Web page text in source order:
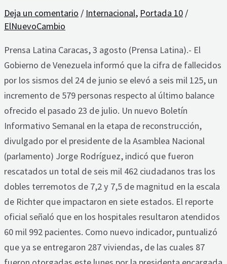
Deja un comentario / Internacional, Portada 10 /
ElNuevoCambio
Prensa Latina Caracas, 3 agosto (Prensa Latina).- El
Gobierno de Venezuela informó que la cifra de fallecidos
por los sismos del 24 de junio se elevó a seis mil 125, un
incremento de 579 personas respecto al último balance
ofrecido el pasado 23 de julio. Un nuevo Boletín
Informativo Semanal en la etapa de reconstrucción,
divulgado por el presidente de la Asamblea Nacional
(parlamento) Jorge Rodríguez, indicó que fueron
rescatados un total de seis mil 462 ciudadanos tras los
dobles terremotos de 7,2 y 7,5 de magnitud en la escala
de Richter que impactaron en siete estados. El reporte
oficial señaló que en los hospitales resultaron atendidos
60 mil 992 pacientes. Como nuevo indicador, puntualizó
que ya se entregaron 287 viviendas, de las cuales 87